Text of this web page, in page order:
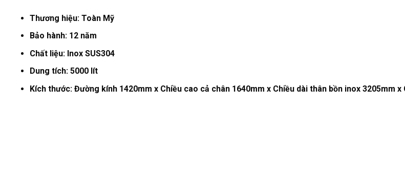
Thương hiệu:Toàn Mỹ
Bảo hành:12 năm
Chất liệu:Inox SUS304
Dung tích:5000 lít
Kích thước: Đường kính 1420mm x Chiều cao cả chân 1640mm x Chiều dài thân bồn inox 3205mm